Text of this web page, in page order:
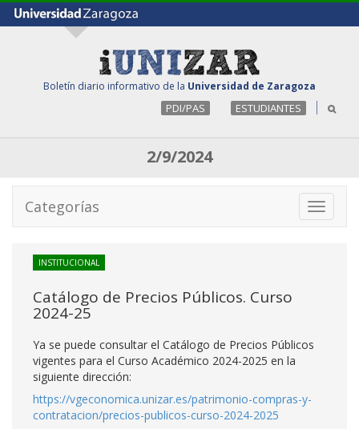
Boletín diario informativo de la Universidad de Zaragoza
PDI/PAS ESTUDIANTES
2/9/2024
Toggle
Categorías
INSTITUCIONAL
Catálogo de Precios Públicos. Curso
2024-25
Ya se puede consultar el Catálogo de Precios Públicos
vigentes para el Curso Académico 2024-2025 en la
siguiente dirección:
https://vgeconomica.unizar.es/patrimonio-compras-y-
contratacion/precios-publicos-curso-2024-2025